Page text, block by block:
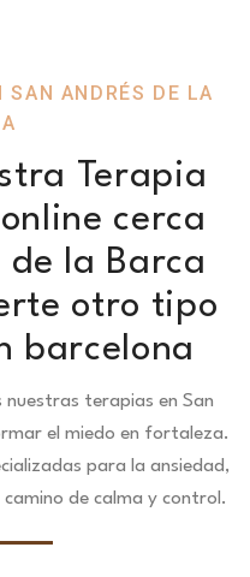
SAN ANDRÉS DE LA
Terapia
cerca
de la Barca
otro tipo
barcelona
nuestras terapias en San
el miedo en fortaleza.
para la ansiedad,
de calma y control.